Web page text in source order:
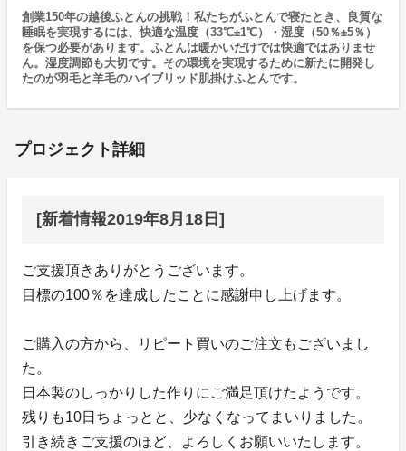
創業150年の越後ふとんの挑戦！私たちがふとんで寝たとき、良質な
睡眠を実現するには、快適な温度（33℃±1℃）・湿度（50％±5％）
を保つ必要があります。ふとんは暖かいだけでは快適ではありませ
ん。湿度調節も大切です。その環境を実現するために新たに開発し
たのが羽毛と羊毛のハイブリッド肌掛けふとんです。
プロジェクト詳細
[新着情報2019年8月18日]
ご支援頂きありがとうございます。
目標の100％を達成したことに感謝申し上げます。
ご購入の方から、リピート買いのご注文もございまし
た。
日本製のしっかりした作りにご満足頂けたようです。
残りも10日ちょっとと、少なくなってまいりました。
引き続きご支援のほど、よろしくお願いいたします。